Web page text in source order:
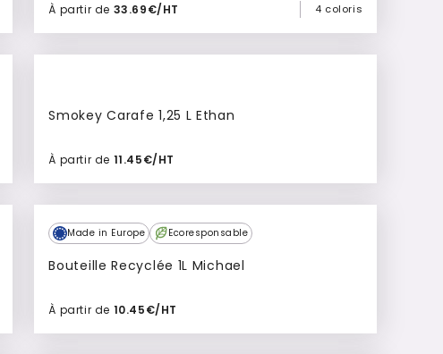
À partir de 33.69€/HT 4 coloris
Ajouter à mon devis
Smokey Carafe 1,25 L Ethan
À partir de 11.45€/HT
Ajouter à mon devis
Made in Europe Ecoresponsable
Bouteille Recyclée 1L Michael
À partir de 10.45€/HT
Ajouter à mon devis